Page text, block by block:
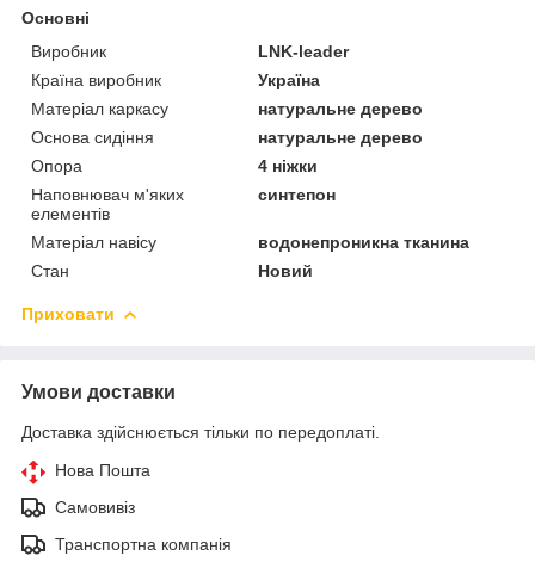
Основні
Виробник
LNK-leader
Країна виробник
Україна
Матеріал каркасу
натуральне дерево
Основа сидіння
натуральне дерево
Опора
4 ніжки
Наповнювач м'яких
елементів
синтепон
Матеріал навісу
водонепроникна тканина
Стан
Новий
Приховати
Умови доставки
Доставка здійснюється тільки по передоплаті.
Нова Пошта
Самовивіз
Транспортна компанія